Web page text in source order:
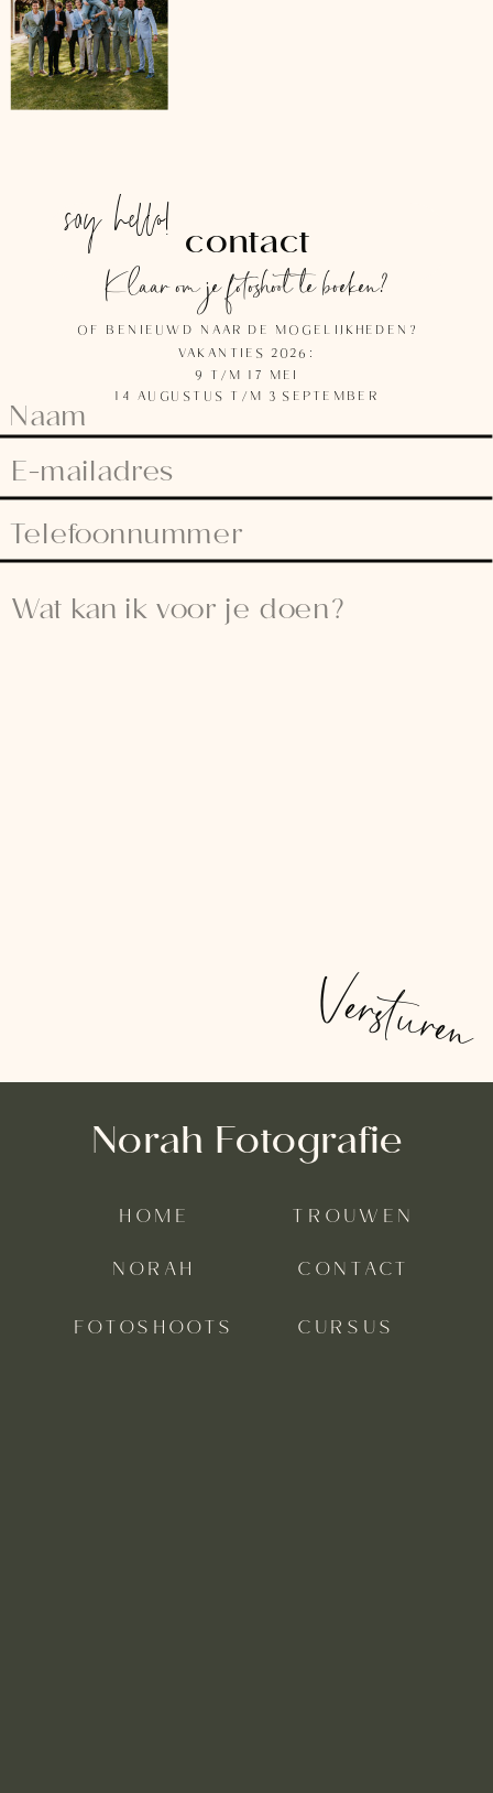
OF BENIEUWD NAAR DE MOGELIJKHEDEN?
Klaar om je fotoshoot te boeken?
contact
say hello!
Versturen
VAKANTIES 2026:
9 T/M 17 MEI
14 AUGUSTUS T/M 3 SEPTEMBER
Norah Fotografie
HOME
NORAH
FOTOSHOOTS
TROUWEN
CONTACT
CURSUS